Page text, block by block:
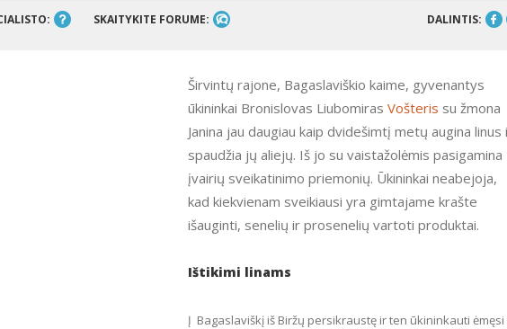
SKAITYKITE FORUME: DALINTIS:
Širvintų rajone, Bagaslaviškio kaime, gyvenantys
ūkininkai Bronislovas Liubomiras Vošteris su žmona
Janina jau daugiau kaip dvidešimtį metų augina linus
spaudžia jų aliejų. Iš jo su vaistažolėmis pasigamina
įvairių sveikatinimo priemonių. Ūkininkai neabejoja,
kad kiekvienam sveikiausi yra gimtajame krašte
išauginti, senelių ir prosenelių vartoti produktai.
Ištikimi linams
Į Bagaslaviškį iš Biržų persikraustę ir ten ūkininkauti ėmęsi